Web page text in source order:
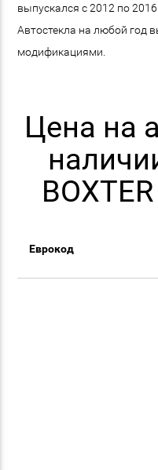
выпускался с 2012 по
Автостекла на любой год
модификациями.
Цена на
Еврокод